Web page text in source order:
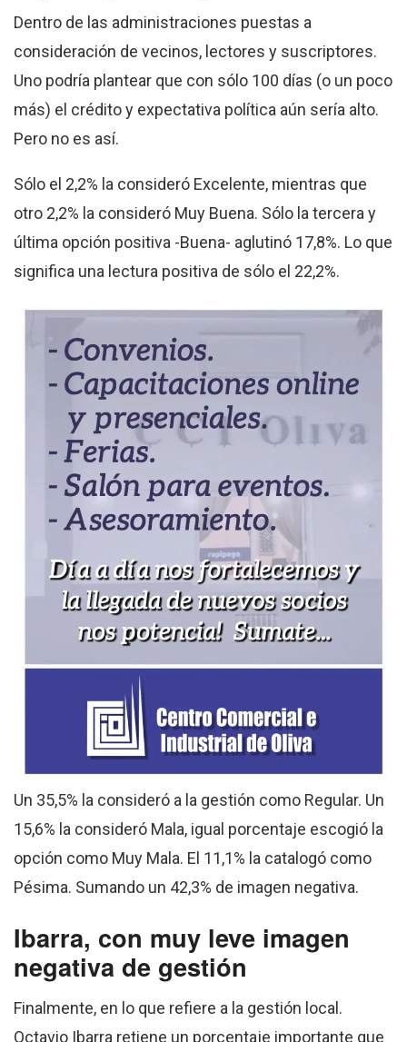
Dentro de las administraciones puestas a
consideración de vecinos, lectores y suscriptores.
Uno podría plantear que con sólo 100 días (o un poco
más) el crédito y expectativa política aún sería alto.
Pero no es así.
Sólo el 2,2% la consideró Excelente, mientras que
otro 2,2% la consideró Muy Buena. Sólo la tercera y
última opción positiva -Buena- aglutinó 17,8%. Lo que
significa una lectura positiva de sólo el 22,2%.
Un 35,5% la consideró a la gestión como Regular. Un
15,6% la consideró Mala, igual porcentaje escogió la
opción como Muy Mala. El 11,1% la catalogó como
Pésima. Sumando un 42,3% de imagen negativa.
Ibarra, con muy leve imagen
negativa de gestión
Finalmente, en lo que refiere a la gestión local.
Octavio Ibarra retiene un porcentaje importante que